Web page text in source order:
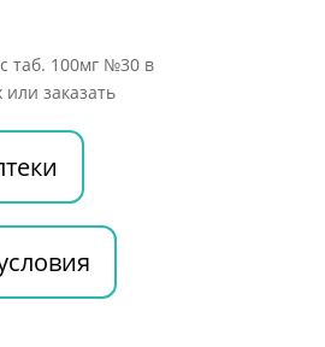
таб. 100мг №30 в
заказать